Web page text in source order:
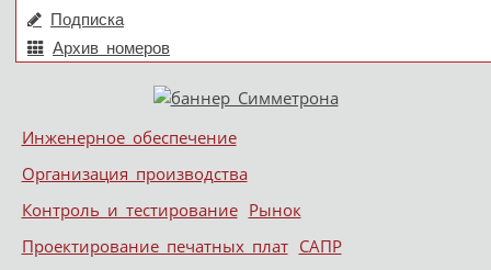
Подписка
Архив номеров
Меню
Skip to content
Инженерное обеспечение
Организация производства
Контроль и тестирование Рынок
Проектирование печатных плат САПР